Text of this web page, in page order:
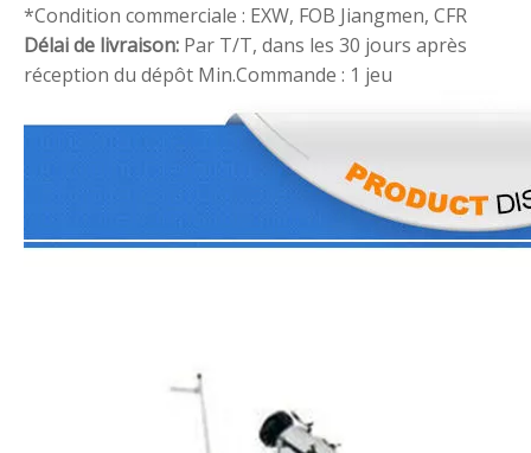
*Condition commerciale : EXW, FOB Jiangmen, CFR
Délai de livraison: Par T/T, dans les 30 jours après
réception du dépôt Min.Commande : 1 jeu